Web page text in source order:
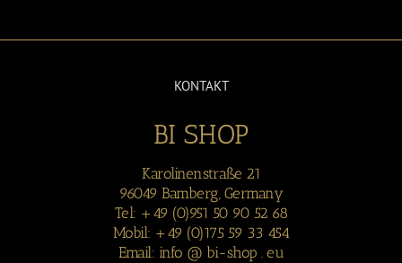
KONTAKT
BI SHOP
Karolinenstraße 21
96049 Bamberg, Germany
Tel: +49 (0)951 50 90 52 68
Mobil: +49 (0)175 59 33 454
Email: info @ bi-shop . eu